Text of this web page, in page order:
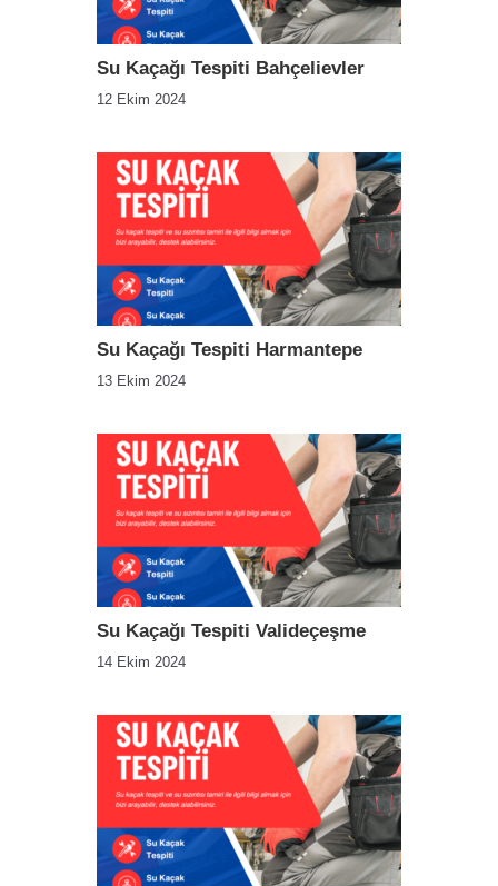
Su Kaçağı Tespiti Bahçelievler
12 Ekim 2024
Su Kaçağı Tespiti Harmantepe
13 Ekim 2024
Su Kaçağı Tespiti Valideçeşme
14 Ekim 2024